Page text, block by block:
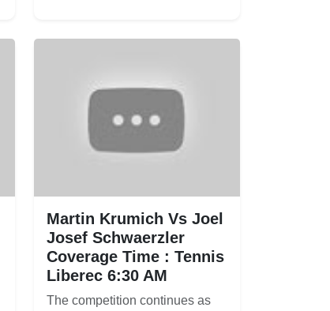
Martin Krumich Vs Joel
Josef Schwaerzler
Coverage Time : Tennis
Liberec 6:30 AM
The competition continues as